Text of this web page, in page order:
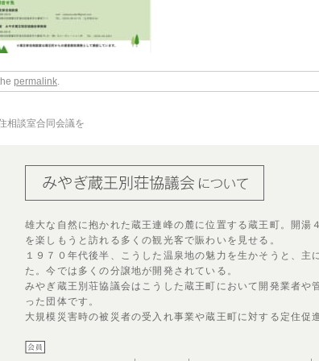
permalink.
相談室合同会議を
雄大な自然に抱かれた蔵王連峰の麓に位置する蔵王町。開
を楽しもうと訪れる多くの観光客で賑わいを見せる。
１９７０年代後半、こうした温泉地の魅力を生かそうと、
た。今では多くの分譲地が開発されている。
みやぎ蔵王別荘協議会はこうした蔵王町において開発業者
った団体です。
大規模災害時の被災者の受入れ事業や蔵王町に対する定住促